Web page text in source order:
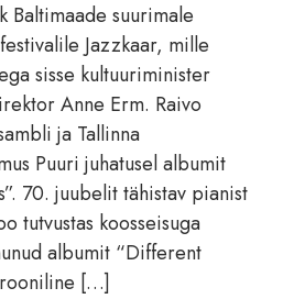
Baltimaade suurimale
Jazzkaar, mille
sisse kultuuriminister
Anne Erm. Raivo
ja Tallinna
Puuri juhatusel albumit
70. juubelit tähistav pianist
tutvustas koosseisuga
albumit “Different
[…]